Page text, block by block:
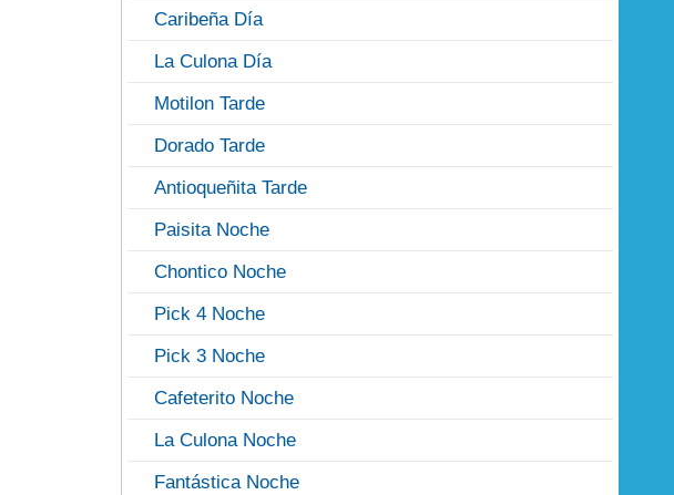
Caribeña Día
La Culona Día
Motilon Tarde
Dorado Tarde
Antioqueñita Tarde
Paisita Noche
Chontico Noche
Pick 4 Noche
Pick 3 Noche
Cafeterito Noche
La Culona Noche
Fantástica Noche